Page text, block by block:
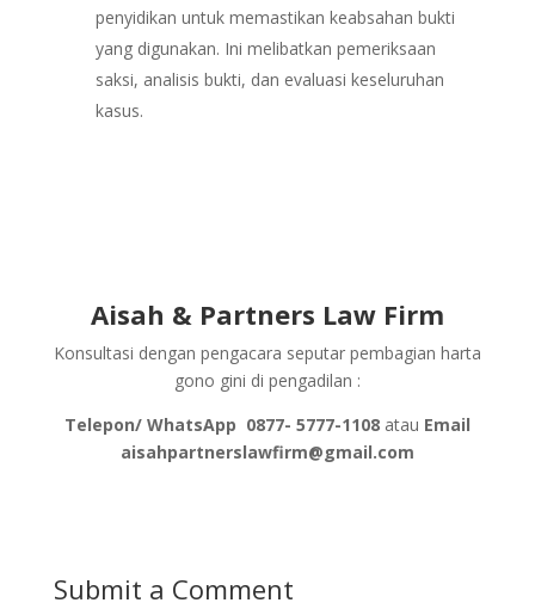
penyidikan untuk memastikan keabsahan bukti
yang digunakan. Ini melibatkan pemeriksaan
saksi, analisis bukti, dan evaluasi keseluruhan
kasus.
Aisah & Partners Law Firm
Konsultasi dengan pengacara seputar pembagian harta
gono gini di pengadilan :
Telepon/ WhatsApp 0877- 5777-1108atau Email
aisahpartnerslawfirm@gmail.com
Submit a Comment